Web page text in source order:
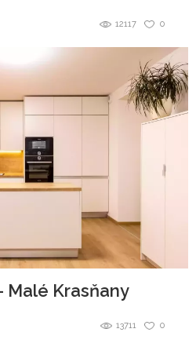
0
12117
Malé Krasňany
0
13711